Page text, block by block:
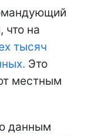
что на
тысяч
Это
местным
данным